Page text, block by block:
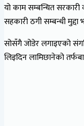
यो काम सम्बन्धित
सहकारी ठगी सम्बन्धी
सोसँगै जोडेर लगाइएको
लिइदिन लामिछानेको